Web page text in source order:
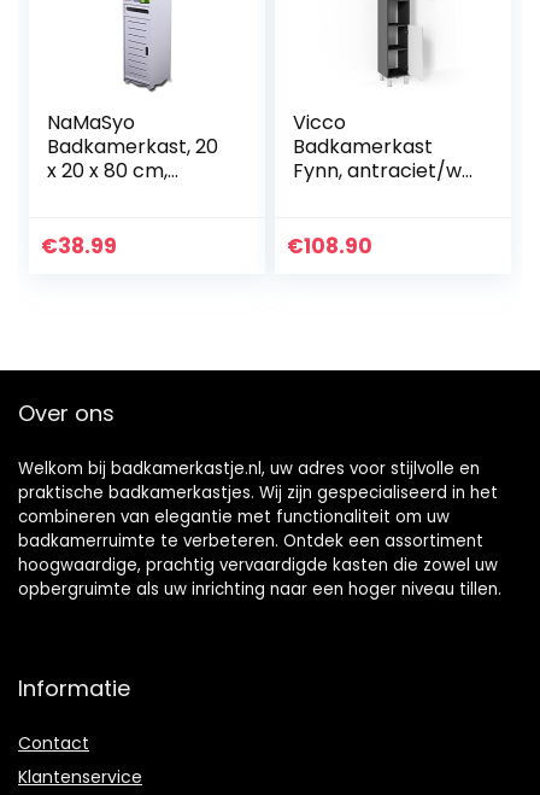
NaMaSyo
Badkamerkast, 20
x 20 x 80 cm,
hoge kast,
€38.99
Vicco
Badkamerkast
Fynn, antraciet/wit
€108.90
Over ons
Welkom bij badkamerkastje.nl, uw adres voor stijlvolle en
praktische badkamerkastjes. Wij zijn gespecialiseerd in het
combineren van elegantie met functionaliteit om uw
badkamerruimte te verbeteren. Ontdek een assortiment
hoogwaardige, prachtig vervaardigde kasten die zowel uw
opbergruimte als uw inrichting naar een hoger niveau tillen.
Informatie
Contact
Klantenservice